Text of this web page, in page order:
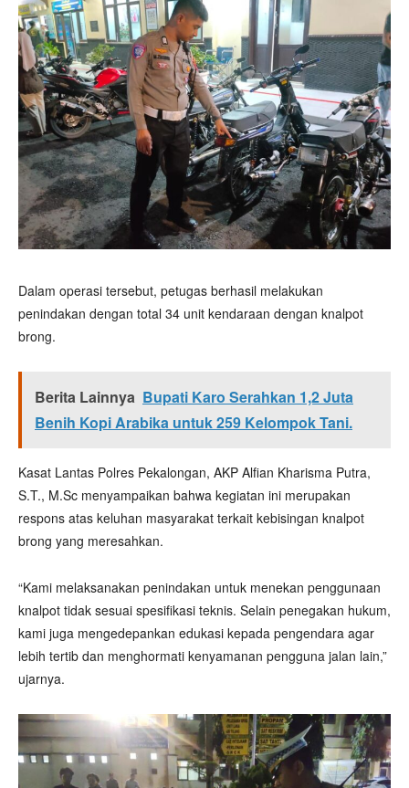
Dalam operasi tersebut, petugas berhasil melakukan
penindakan dengan total 34 unit kendaraan dengan knalpot
brong.
Berita Lainnya Bupati Karo Serahkan 1,2 Juta
Benih Kopi Arabika untuk 259 Kelompok Tani.
Kasat Lantas Polres Pekalongan, AKP Alfian Kharisma Putra,
S.T., M.Sc menyampaikan bahwa kegiatan ini merupakan
respons atas keluhan masyarakat terkait kebisingan knalpot
brong yang meresahkan.
“Kami melaksanakan penindakan untuk menekan penggunaan
knalpot tidak sesuai spesifikasi teknis. Selain penegakan hukum,
kami juga mengedepankan edukasi kepada pengendara agar
lebih tertib dan menghormati kenyamanan pengguna jalan lain,”
ujarnya.